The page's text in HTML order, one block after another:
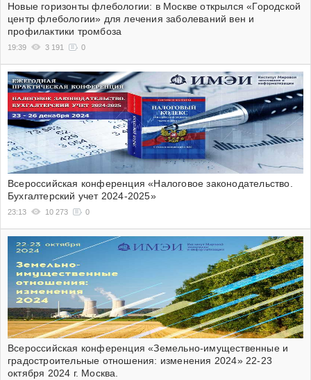
Новые горизонты флебологии: в Москве открылся «Городской
центр флебологии» для лечения заболеваний вен и
профилактики тромбоза
19:39 3 191 0
Всероссийская конференция «Налоговое законодательство.
Бухгалтерский учет 2024-2025»
23:13 10 273 0
Всероссийская конференция «Земельно-имущественные и
градостроительные отношения: изменения 2024» 22-23
октября 2024 г. Москва.